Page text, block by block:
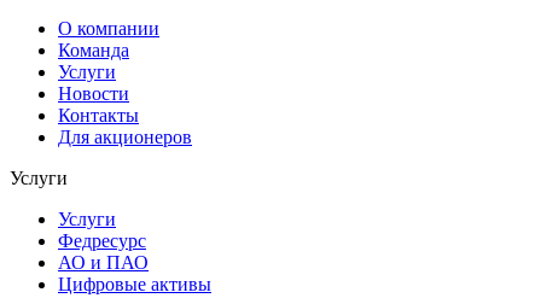
О компании
Команда
Услуги
Новости
Контакты
Для акционеров
Услуги
Услуги
Федресурс
АО и ПАО
Цифровые активы